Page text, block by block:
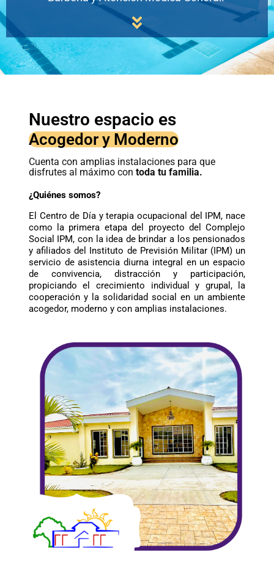
Nuestro espacio es
Acogedor y Moderno
Cuenta con amplias instalaciones para que
disfrutes al máximo con toda tu familia.
¿Quiénes somos?
El Centro de Día y terapia ocupacional del IPM, nace
como la primera etapa del proyecto del Complejo
Social IPM, con la idea de brindar a los pensionados
y afiliados del Instituto de Previsión Militar (IPM) un
servicio de asistencia diurna integral en un espacio
de convivencia, distracción y participación,
propiciando el crecimiento individual y grupal, la
cooperación y la solidaridad social en un ambiente
acogedor, moderno y con amplias instalaciones.